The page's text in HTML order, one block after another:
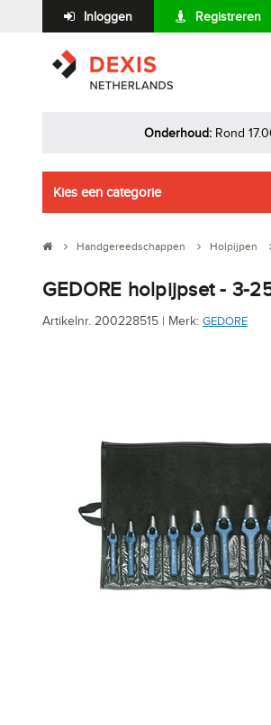
Inloggen Registreren
Onderhoud: Rond
Kies een categorie
Handgereedschappen Holpijpen
GEDORE holpijpset - 3-
Artikelnr. 200228515 | Merk: GEDORE